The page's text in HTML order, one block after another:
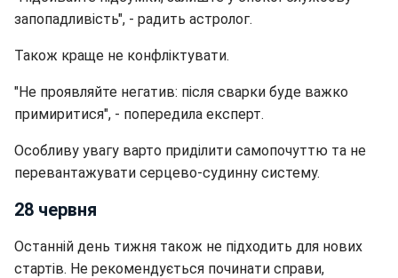
запопадливість", - радить астролог.
Також краще не конфліктувати.
"Не проявляйте негатив: після сварки буде важко
примиритися", - попередила експерт.
Особливу увагу варто приділити самопочуттю та не
перевантажувати серцево-судинну систему.
28 червня
Останній день тижня також не підходить для нових
стартів. Не рекомендується починати справи,